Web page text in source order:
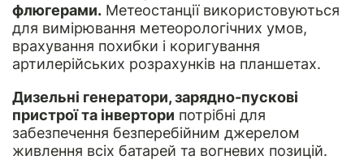
флюгерами. Метеостанції використовуються
для вимірювання метеорологічних умов,
врахування похибки і коригування
артилерійських розрахунків на планшетах.
Дизельні генератори, зарядно-пускові
пристрої та інвертори потрібні для
забезпечення безперебійним джерелом
живлення всіх батарей та вогневих позицій.